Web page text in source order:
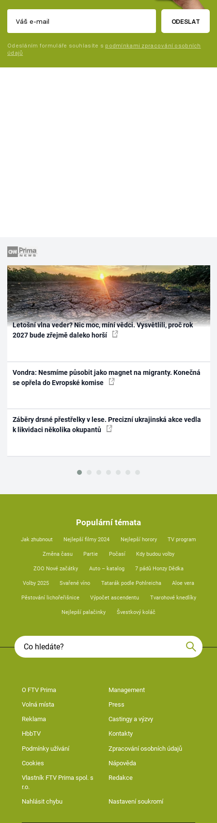
ODESLAT
Odesláním formuláře souhlasíte s podmínkami zpracování osobních
údajů
Letošní vlna veder? Nic moc, míní vědci. Vysvětlili, proč rok
2027 bude zřejmě daleko horší
Vondra: Nesmíme působit jako magnet na migranty. Konečná
se opřela do Evropské komise
Záběry drsné přestřelky v lese. Precizní ukrajinská akce vedla
k likvidaci několika okupantů
Populární témata
Jak zhubnout Nejlepší filmy 2024 Nejlepší horory TV program
Změna času Partie Počasí Kdy budou volby
ZOO Nové začátky Auto – katalog 7 pádů Honzy Dědka
Volby 2025 Svařené víno Tatarák podle Pohlreicha Aloe vera
Pěstování lichořeřišnice Výpočet ascendentu Tvarohové knedlíky
Nejlepší palačinky Švestkový koláč
O FTV Prima Management
Volná místa Press
Reklama Castingy a výzvy
HbbTV Kontakty
Podmínky užívání Zpracování osobních údajů
Cookies Nápověda
Vlastník FTV Prima spol. s
r.o.
Redakce
Nahlásit chybu Nastavení soukromí